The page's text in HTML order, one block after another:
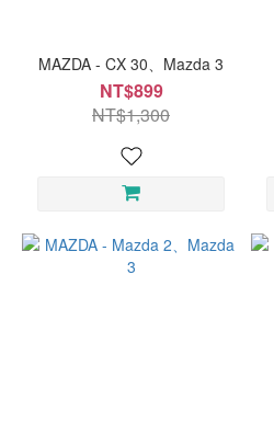
MAZDA - CX 30、Mazda 3
NT$899
NT$1,300